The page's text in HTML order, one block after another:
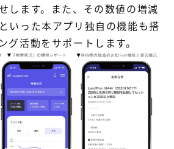
します。また、その数値の増減
いった本アプリ独自の機能も搭
グ活動をサポートします。